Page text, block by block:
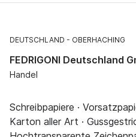
DEUTSCHLAND OBERHACHING
FEDRIGONI Deutschland
Handel
Schreibpapiere ·
Karton aller Art ·